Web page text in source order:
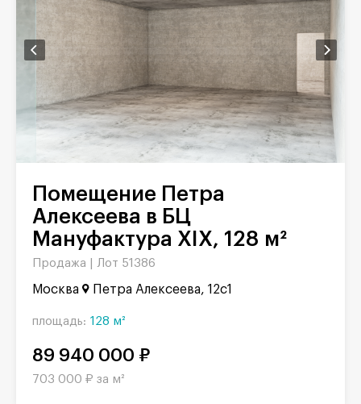
Помещение Петра
Алексеева в БЦ
Мануфактура XIX, 128 м²
Продажа | Лот 51386
Москва Петра Алексеева, 12с1
площадь: 128 м²
89 940 000 ₽
703 000 ₽ за м²